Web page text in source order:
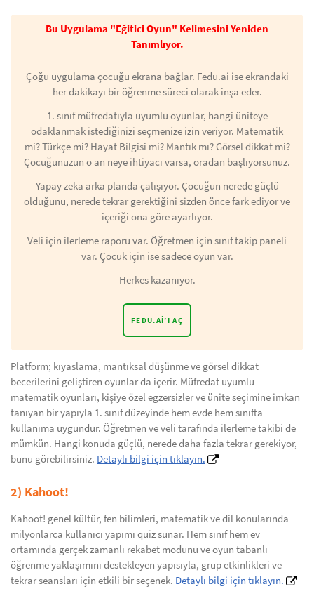
Bu Uygulama "Eğitici Oyun" Kelimesini Yeniden
Tanımlıyor.
Çoğu uygulama çocuğu ekrana bağlar. Fedu.ai ise ekrandaki
her dakikayı bir öğrenme süreci olarak inşa eder.
1. sınıf müfredatıyla uyumlu oyunlar, hangi üniteye
odaklanmak istediğinizi seçmenize izin veriyor. Matematik
mi? Türkçe mi? Hayat Bilgisi mi? Mantık mı? Görsel dikkat mi?
Çocuğunuzun o an neye ihtiyacı varsa, oradan başlıyorsunuz.
Yapay zeka arka planda çalışıyor. Çocuğun nerede güçlü
olduğunu, nerede tekrar gerektiğini sizden önce fark ediyor ve
içeriği ona göre ayarlıyor.
Veli için ilerleme raporu var. Öğretmen için sınıf takip paneli
var. Çocuk için ise sadece oyun var.
Herkes kazanıyor.
FEDU.AI’I AÇ
Platform; kıyaslama, mantıksal düşünme ve görsel dikkat
becerilerini geliştiren oyunlar da içerir. Müfredat uyumlu
matematik oyunları, kişiye özel egzersizler ve ünite seçimine imkan
tanıyan bir yapıyla 1. sınıf düzeyinde hem evde hem sınıfta
kullanıma uygundur. Öğretmen ve veli tarafında ilerleme takibi de
mümkün. Hangi konuda güçlü, nerede daha fazla tekrar gerekiyor,
bunu görebilirsiniz. Detaylı bilgi için tıklayın.
2) Kahoot!
Kahoot! genel kültür, fen bilimleri, matematik ve dil konularında
milyonlarca kullanıcı yapımı quiz sunar. Hem sınıf hem ev
ortamında gerçek zamanlı rekabet modunu ve oyun tabanlı
öğrenme yaklaşımını destekleyen yapısıyla, grup etkinlikleri ve
tekrar seansları için etkili bir seçenek. Detaylı bilgi için tıklayın.